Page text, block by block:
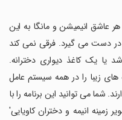
هر عاشق انیمیشن و مانگا به این
در دست می گیرد. فرقی نمی کند
یا یک کاغذ دیواری دخترانه.
زیبا را در همه سیستم عامل
شما می توانید این برنامه را با
زمینه انیمه و دختران کاویایی'